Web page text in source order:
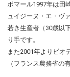
ポマール1997年は田
ュイジーヌ・エ・ヴ
若き生産者（30歳以
り手です。
また2001年よりビオ
（フランス農務省の